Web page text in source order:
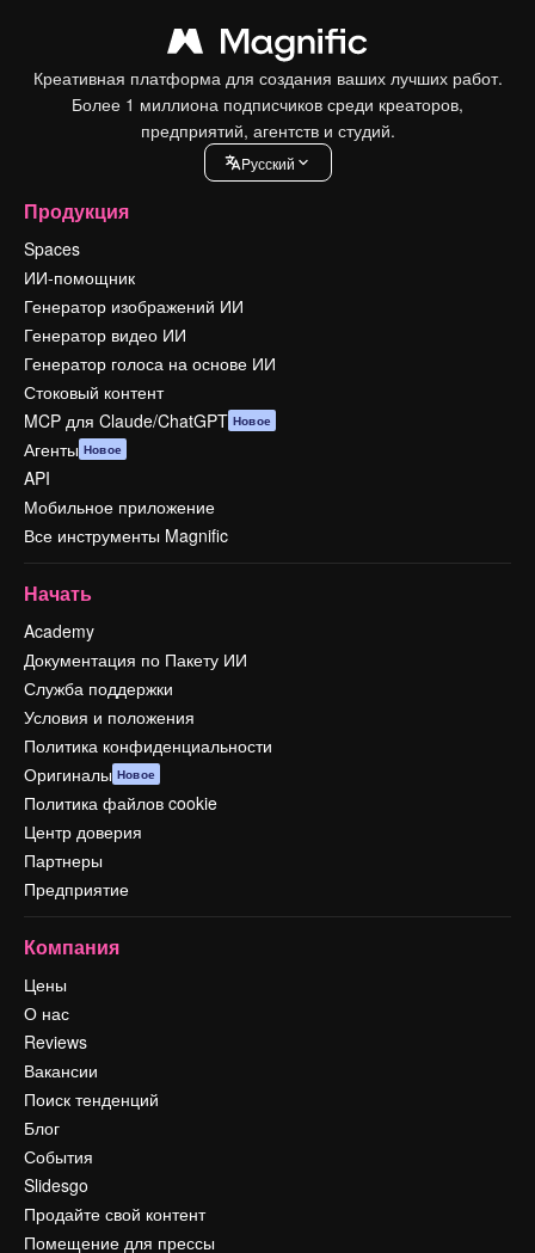
Креативная платформа для создания ваших лучших работ.
Более 1 миллиона подписчиков среди креаторов,
предприятий, агентств и студий.
Pусский
Продукция
Spaces
ИИ-помощник
Генератор изображений ИИ
Генератор видео ИИ
Генератор голоса на основе ИИ
Стоковый контент
MCP для Claude/ChatGPT Новое
Агенты Новое
API
Мобильное приложение
Все инструменты Magnific
Начать
Academy
Документация по Пакету ИИ
Служба поддержки
Условия и положения
Политика конфиденциальности
Оригиналы Новое
Политика файлов cookie
Центр доверия
Партнеры
Предприятие
Компания
Цены
О нас
Reviews
Вакансии
Поиск тенденций
Блог
События
Slidesgo
Продайте свой контент
Помещение для прессы